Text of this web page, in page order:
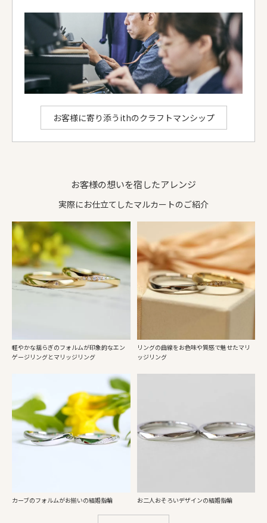
ダイヤモンド 1.1mm 5個
お選びいただける地金：
プラチナ950、K18イエローゴールド 、 K18ピンクゴールド K18シャンパンゴールド
K18ホワイトゴールド
ithのアレンジでできること
お客様に寄り添うithのクラフトマンシップ
お客様の想いを宿したアレンジ
実際にお仕立てしたマルカートのご紹介
軽やかな揺らぎのフォルムが印象的なエン
ゲージリングとマリッジリング
リングの曲線をお色味や質感で魅せたマリ
ッジリング
カーブのフォルムがお揃いの結婚指輪 お二人おそろいデザインの結婚指輪